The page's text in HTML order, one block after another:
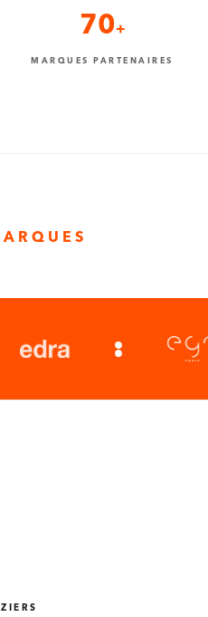
70+
MARQUES PARTENAIRES